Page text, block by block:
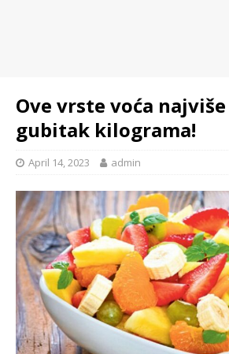
Ove vrste voća
gubitak kilograma!
April 14, 2023 admin